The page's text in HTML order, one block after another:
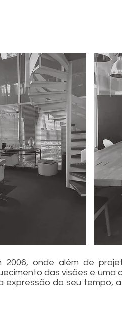
onde além de
das visões e uma
expressão do seu tempo,